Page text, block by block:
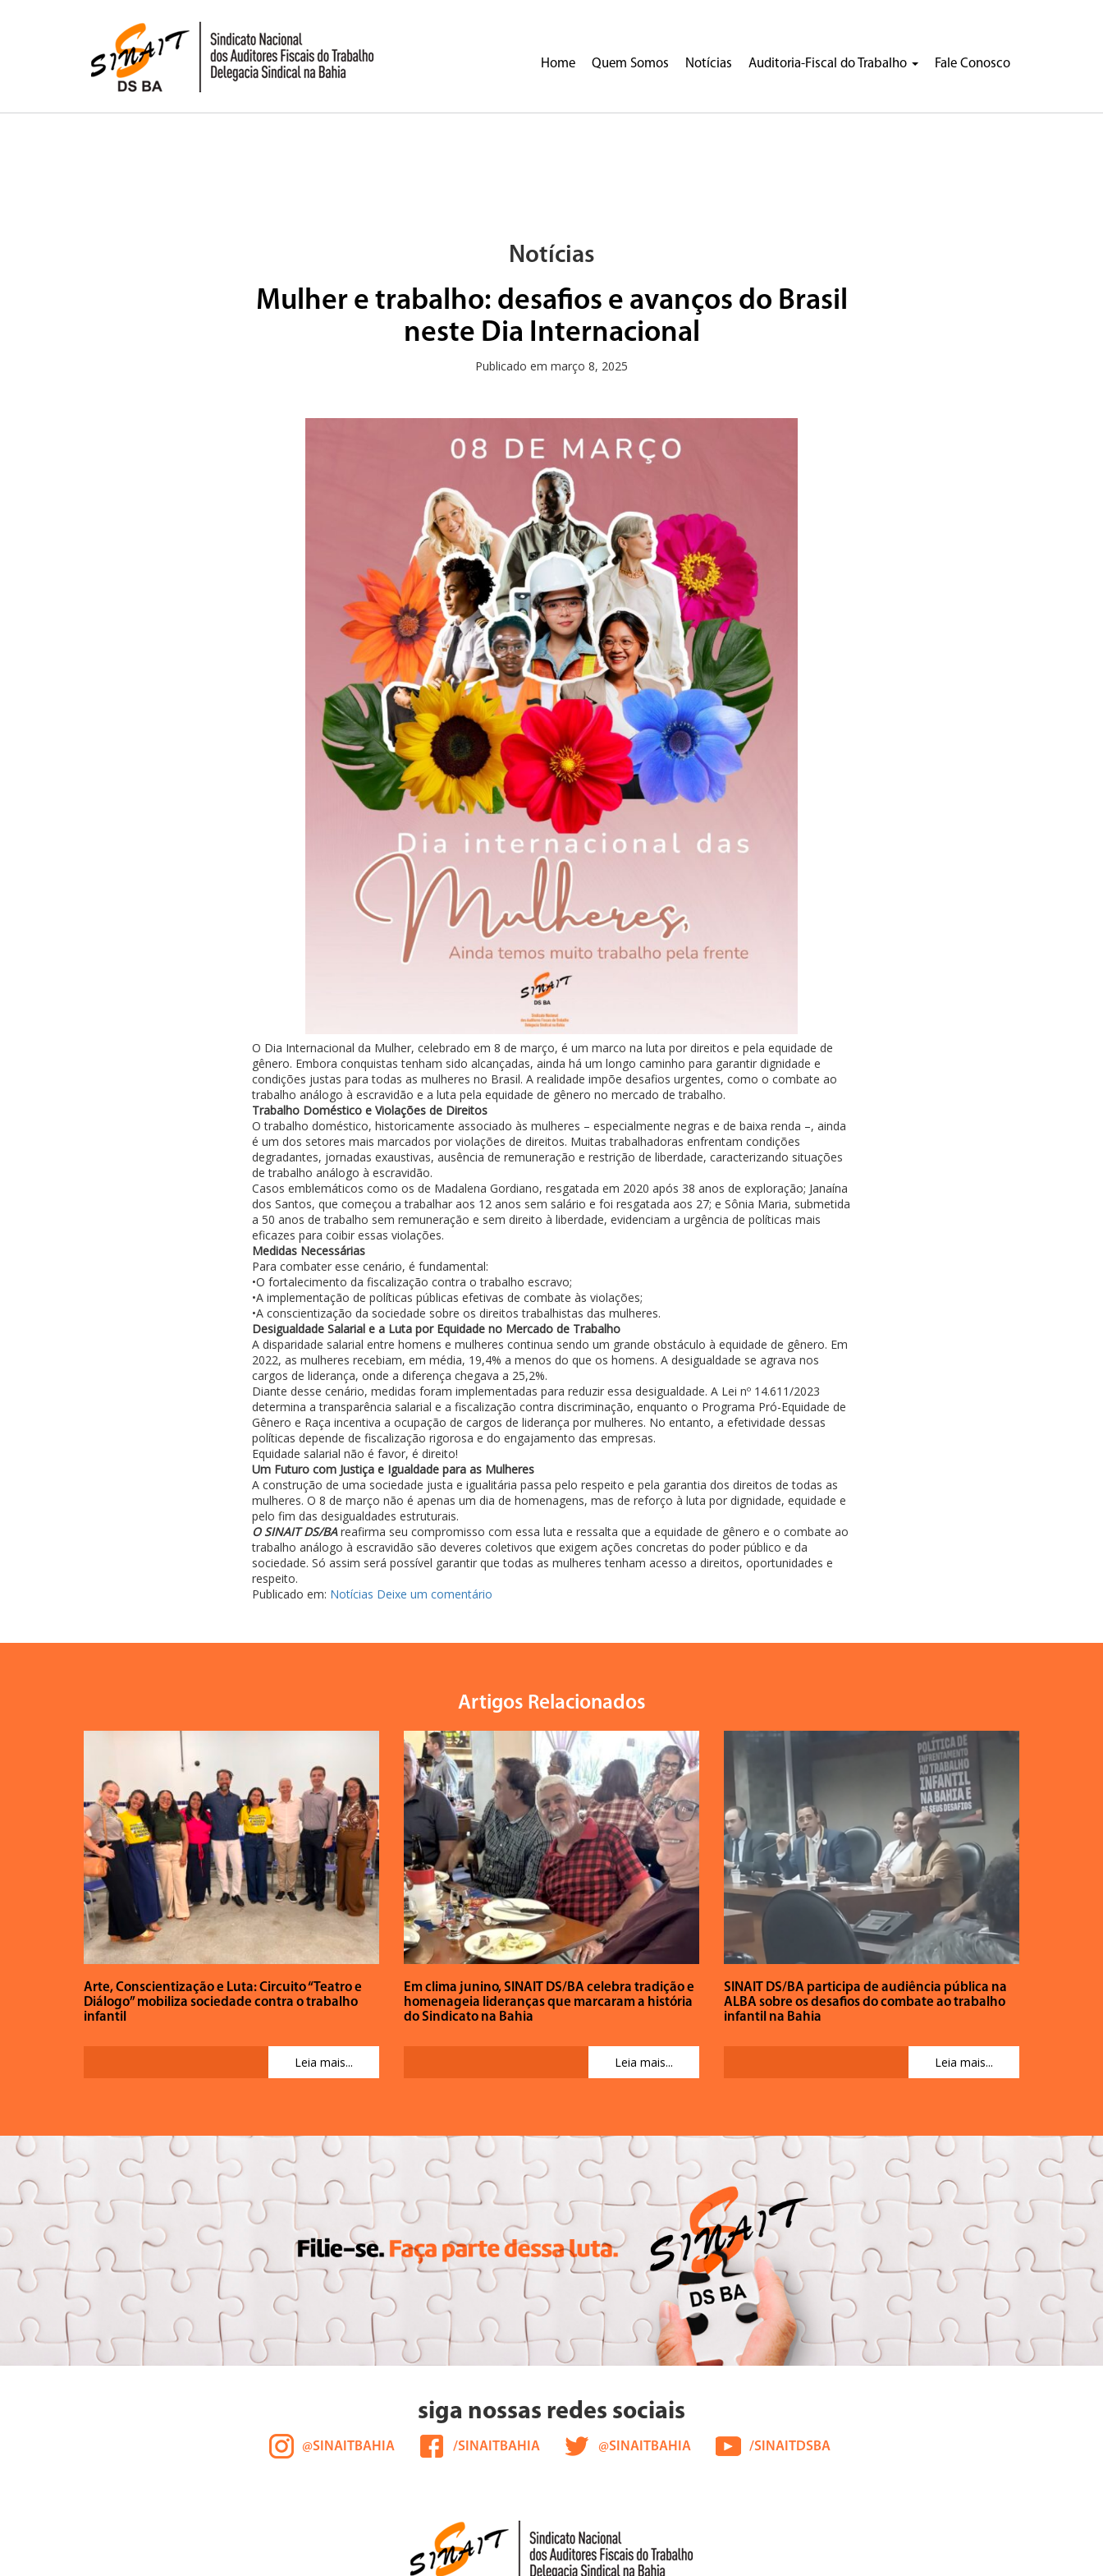
Home Quem Somos Notícias Auditoria-Fiscal do Trabalho Fale Conosco
Notícias
Mulher e trabalho: desafios e avanços do Brasil
neste Dia Internacional
Publicado em março 8, 2025
O Dia Internacional da Mulher, celebrado em 8 de março, é um marco na luta por direitos e pela equidade de
gênero. Embora conquistas tenham sido alcançadas, ainda há um longo caminho para garantir dignidade e
condições justas para todas as mulheres no Brasil. A realidade impõe desafios urgentes, como o combate ao
trabalho análogo à escravidão e a luta pela equidade de gênero no mercado de trabalho.
Trabalho Doméstico e Violações de Direitos
O trabalho doméstico, historicamente associado às mulheres – especialmente negras e de baixa renda –, ainda
é um dos setores mais marcados por violações de direitos. Muitas trabalhadoras enfrentam condições
degradantes, jornadas exaustivas, ausência de remuneração e restrição de liberdade, caracterizando situações
de trabalho análogo à escravidão.
Casos emblemáticos como os de Madalena Gordiano, resgatada em 2020 após 38 anos de exploração; Janaína
dos Santos, que começou a trabalhar aos 12 anos sem salário e foi resgatada aos 27; e Sônia Maria, submetida
a 50 anos de trabalho sem remuneração e sem direito à liberdade, evidenciam a urgência de políticas mais
eficazes para coibir essas violações.
Medidas Necessárias
Para combater esse cenário, é fundamental:
•O fortalecimento da fiscalização contra o trabalho escravo;
•A implementação de políticas públicas efetivas de combate às violações;
•A conscientização da sociedade sobre os direitos trabalhistas das mulheres.
Desigualdade Salarial e a Luta por Equidade no Mercado de Trabalho
A disparidade salarial entre homens e mulheres continua sendo um grande obstáculo à equidade de gênero. Em
2022, as mulheres recebiam, em média, 19,4% a menos do que os homens. A desigualdade se agrava nos
cargos de liderança, onde a diferença chegava a 25,2%.
Diante desse cenário, medidas foram implementadas para reduzir essa desigualdade. A Lei nº 14.611/2023
determina a transparência salarial e a fiscalização contra discriminação, enquanto o Programa Pró-Equidade de
Gênero e Raça incentiva a ocupação de cargos de liderança por mulheres. No entanto, a efetividade dessas
políticas depende de fiscalização rigorosa e do engajamento das empresas.
Equidade salarial não é favor, é direito!
Um Futuro com Justiça e Igualdade para as Mulheres
A construção de uma sociedade justa e igualitária passa pelo respeito e pela garantia dos direitos de todas as
mulheres. O 8 de março não é apenas um dia de homenagens, mas de reforço à luta por dignidade, equidade e
pelo fim das desigualdades estruturais.
O SINAIT DS/BAreafirma seu compromisso com essa luta e ressalta que a equidade de gênero e o combate ao
trabalho análogo à escravidão são deveres coletivos que exigem ações concretas do poder público e da
sociedade. Só assim será possível garantir que todas as mulheres tenham acesso a direitos, oportunidades e
respeito.
Publicado em: Notícias Deixe um comentário
Artigos Relacionados
Arte, Conscientização e Luta: Circuito “Teatro e
Diálogo” mobiliza sociedade contra o trabalho
infantil
Leia mais...
Em clima junino, SINAIT DS/BA celebra tradição e
homenageia lideranças que marcaram a história
do Sindicato na Bahia
Leia mais...
SINAIT DS/BA participa de audiência pública na
ALBA sobre os desafios do combate ao trabalho
infantil na Bahia
Leia mais...
siga nossas redes sociais
@SINAITBAHIA /SINAITBAHIA @SINAITBAHIA /SINAITDSBA